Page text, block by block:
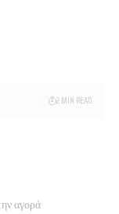
2 MIN READ
αγορά